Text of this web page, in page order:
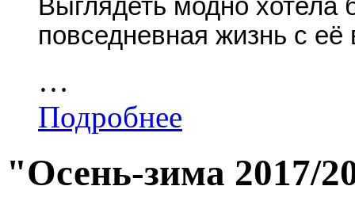
Выглядеть модно
повседневная жизнь с
…
Подробнее
"Осень-зима 2017/